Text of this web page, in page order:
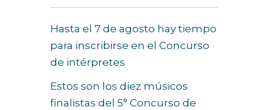
Hasta el 7 de agosto hay tiempo
para inscribirse en el Concurso
de intérpretes
Estos son los diez músicos
finalistas del 5° Concurso de